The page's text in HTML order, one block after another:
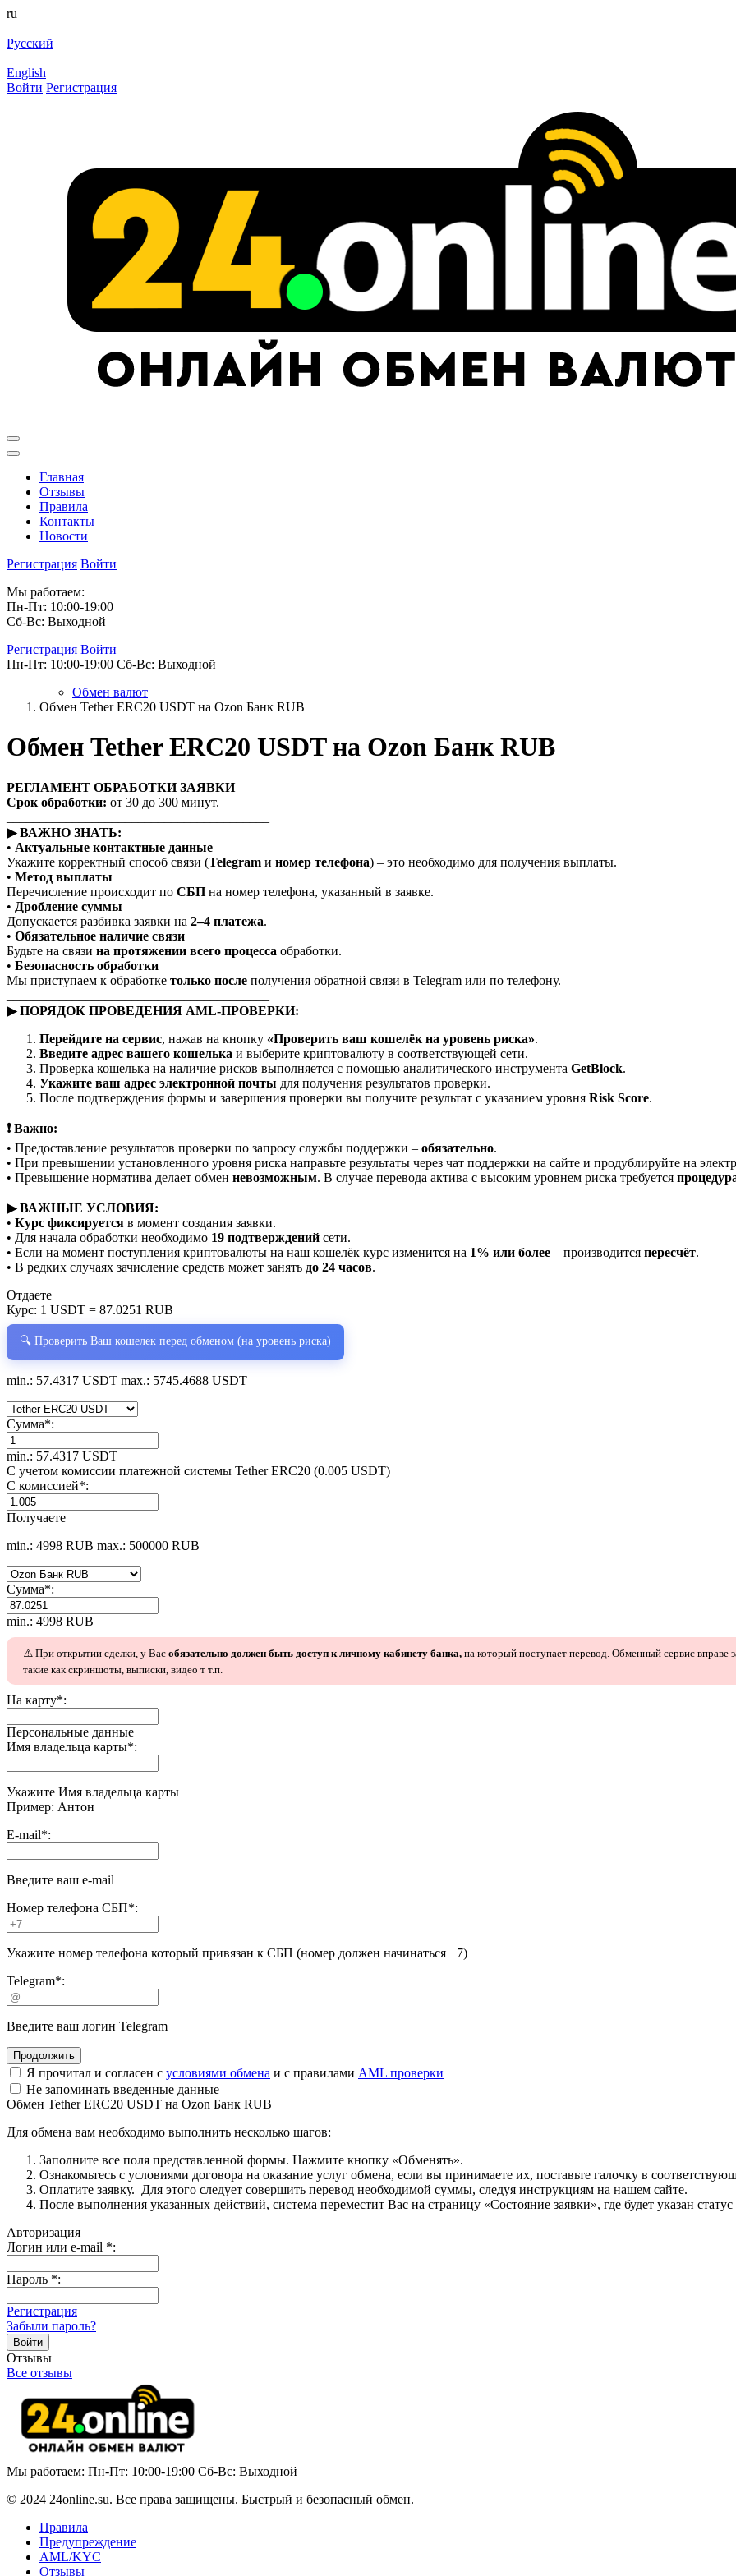
ru
Русский
English
Войти Регистрация
Главная
Отзывы
Правила
Контакты
Новости
Регистрация Войти
Мы работаем:
Пн-Пт: 10:00-19:00
Сб-Вс: Выходной
Регистрация Войти
Пн-Пт: 10:00-19:00 Сб-Вс: Выходной
Обмен валют
Обмен Tether ERC20 USDT на Ozon Банк RUB
Обмен Tether ERC20 USDT на Ozon Банк RUB
РЕГЛАМЕНТ ОБРАБОТКИ ЗАЯВКИ
Срок обработки: от 30 до 300 минут.
▶ ВАЖНО ЗНАТЬ:
• Актуальные контактные данные
Укажите корректный способ связи (Telegram и номер телефона) – это необходимо для получения выплаты.
• Метод выплаты
Перечисление происходит по СБП на номер телефона, указанный в заявке.
• Дробление суммы
Допускается разбивка заявки на 2–4 платежа.
• Обязательное наличие связи
Будьте на связи на протяжении всего процесса обработки.
• Безопасность обработки
Мы приступаем к обработке только после получения обратной связи в Telegram или по телефону.
▶ ПОРЯДОК ПРОВЕДЕНИЯ AML-ПРОВЕРКИ:
Перейдите на сервис, нажав на кнопку «Проверить ваш кошелёк на уровень риска».
Введите адрес вашего кошелька и выберите криптовалюту в соответствующей сети.
Проверка кошелька на наличие рисков выполняется с помощью аналитического инструмента GetBlock.
Укажите ваш адрес электронной почты для получения результатов проверки.
После подтверждения формы и завершения проверки вы получите результат с указанием уровня Risk Score.
❗ Важно:
• Предоставление результатов проверки по запросу службы поддержки – обязательно.
• При превышении установленного уровня риска направьте результаты через чат поддержки на сайте и продублируйте на
• Превышение норматива делает обмен невозможным. В случае перевода актива с высоким уровнем риска требуется
▶ ВАЖНЫЕ УСЛОВИЯ:
• Курс фиксируется в момент создания заявки.
• Для начала обработки необходимо 19 подтверждений сети.
• Если на момент поступления криптовалюты на наш кошелёк курс изменится на 1% или более – производится пересчёт.
• В редких случаях зачисление средств может занять до 24 часов.
Отдаете
Курс: 1 USDT = 87.0251 RUB
🔍 Проверить Ваш кошелек перед обменом (на уровень риска)
min.: 57.4317 USDT max.: 5745.4688 USDT
Сумма*:
min.: 57.4317 USDT
С учетом комиссии платежной системы Tether ERC20 (0.005 USDT)
С комиссией*:
Получаете
min.: 4998 RUB max.: 500000 RUB
Сумма*:
min.: 4998 RUB
⚠️ При открытии сделки, у Вас обязательно должен быть доступ к личному кабинету банка, на который поступает перевод. Обменный сервис вправе
такие как скриншоты, выписки, видео т т.п.
На карту*:
Персональные данные
Имя владельца карты*:
Укажите Имя владельца карты
Пример: Антон
E-mail*:
Введите ваш e-mail
Номер телефона СБП*:
Укажите номер телефона который привязан к СБП (номер должен начинаться +7)
Telegram*:
Введите ваш логин Telegram
Я прочитал и согласен с условиями обмена и с правилами AML проверки
Не запоминать введенные данные
Обмен Tether ERC20 USDT на Ozon Банк RUB
Для обмена вам необходимо выполнить несколько шагов:
Заполните все поля представленной формы. Нажмите кнопку «Обменять».
Ознакомьтесь с условиями договора на оказание услуг обмена, если вы принимаете их, поставьте галочку в
Оплатите заявку. Для этого следует совершить перевод необходимой суммы, следуя инструкциям на нашем сайте.
После выполнения указанных действий, система переместит Вас на страницу «Состояние заявки», где будет указан
Авторизация
Логин или e-mail *:
Пароль *:
Регистрация
Забыли пароль?
Отзывы
Все отзывы
Мы работаем: Пн-Пт: 10:00-19:00 Сб-Вс: Выходной
© 2024 24online.su. Все права защищены. Быстрый и безопасный обмен.
Правила
Предупреждение
AML/KYC
Отзывы